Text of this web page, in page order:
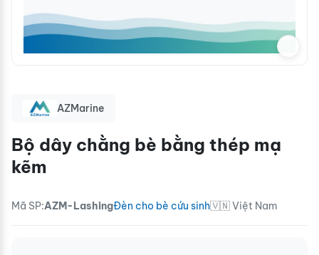
AZMarine
Bộ dây chằng bè bằng thép mạ
kẽm
Mã SP:AZM-LashingĐèn cho bè cứu sinh🇻🇳 Việt Nam